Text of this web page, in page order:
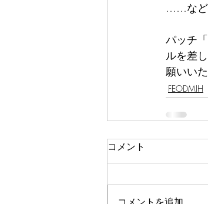
……など
パッチ
ルを差
願いいた
FEODMIH
コメント